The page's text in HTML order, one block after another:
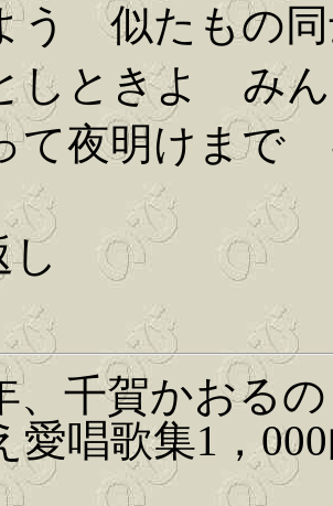
似たもの同
しときよ みん
夜明けまで
、千賀かおる
愛唱歌集1，